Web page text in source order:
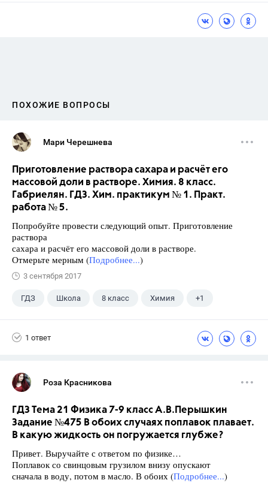
ПОХОЖИЕ ВОПРОСЫ
Мари Черешнева
Приготовление раствора сахара и расчёт его
массовой доли в растворе. Химия. 8 класс.
Габриелян. ГДЗ. Хим. практикум № 1. Практ.
работа № 5.
Попробуйте провести следующий опыт. Приготовление
раствора
сахара и расчёт его массовой доли в растворе.
Отмерьте мерным (Подробнее...)
3 сентября 2017
ГДЗ Школа 8 класс Химия +1
1 ответ
Роза Красникова
ГДЗ Тема 21 Физика 7-9 класс А.В.Перышкин
Задание №475 В обоих случаях поплавок плавает.
В какую жидкость он погружается глубже?
Привет. Выручайте с ответом по физике…
Поплавок со свинцовым грузилом внизу опускают
сначала в воду, потом в масло. В обоих (Подробнее...)